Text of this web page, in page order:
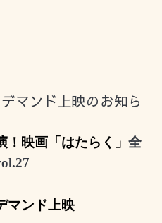
マンド上映のお知ら
！映画「はたらく」 全
マンド上映